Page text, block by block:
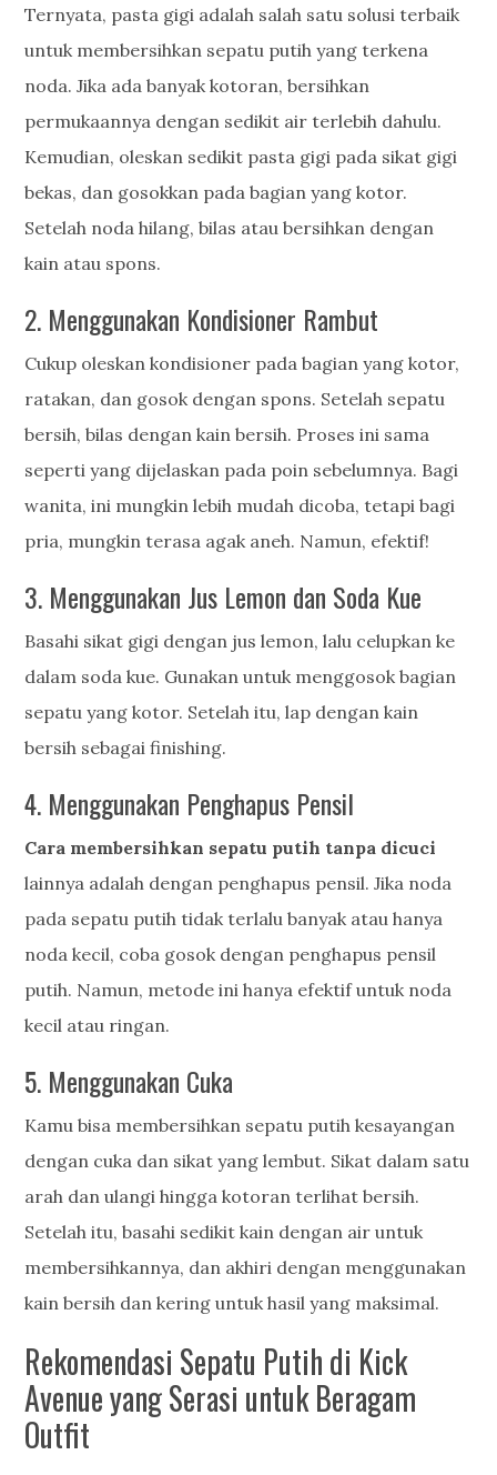
Ternyata, pasta gigi adalah salah satu solusi terbaik
untuk membersihkan sepatu putih yang terkena
noda. Jika ada banyak kotoran, bersihkan
permukaannya dengan sedikit air terlebih dahulu.
Kemudian, oleskan sedikit pasta gigi pada sikat gigi
bekas, dan gosokkan pada bagian yang kotor.
Setelah noda hilang, bilas atau bersihkan dengan
kain atau spons.
2. Menggunakan Kondisioner Rambut
Cukup oleskan kondisioner pada bagian yang kotor,
ratakan, dan gosok dengan spons. Setelah sepatu
bersih, bilas dengan kain bersih. Proses ini sama
seperti yang dijelaskan pada poin sebelumnya. Bagi
wanita, ini mungkin lebih mudah dicoba, tetapi bagi
pria, mungkin terasa agak aneh. Namun, efektif!
3. Menggunakan Jus Lemon dan Soda Kue
Basahi sikat gigi dengan jus lemon, lalu celupkan ke
dalam soda kue. Gunakan untuk menggosok bagian
sepatu yang kotor. Setelah itu, lap dengan kain
bersih sebagai finishing.
4. Menggunakan Penghapus Pensil
Cara membersihkan sepatu putih tanpa dicuci
lainnya adalah dengan penghapus pensil. Jika noda
pada sepatu putih tidak terlalu banyak atau hanya
noda kecil, coba gosok dengan penghapus pensil
putih. Namun, metode ini hanya efektif untuk noda
kecil atau ringan.
5. Menggunakan Cuka
Kamu bisa membersihkan sepatu putih kesayangan
dengan cuka dan sikat yang lembut. Sikat dalam satu
arah dan ulangi hingga kotoran terlihat bersih.
Setelah itu, basahi sedikit kain dengan air untuk
membersihkannya, dan akhiri dengan menggunakan
kain bersih dan kering untuk hasil yang maksimal.
Rekomendasi Sepatu Putih di Kick
Avenue yang Serasi untuk Beragam
Outfit